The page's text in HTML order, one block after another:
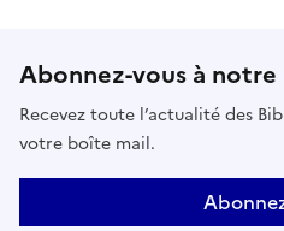
Abonnez-vous à
Recevez toute l’actualité des
votre boîte mail.